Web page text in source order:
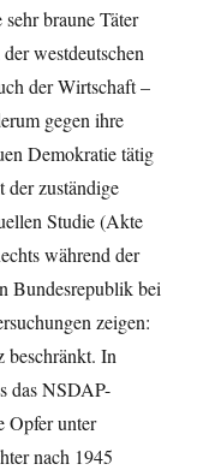
braune Täter
westdeutschen
der Wirtschaft –
gegen ihre
Demokratie tätig
zuständige
Studie (Akte
während der
Bundesrepublik bei
zeigen:
beschränkt. In
das NSDAP-
Opfer unter
nach 1945